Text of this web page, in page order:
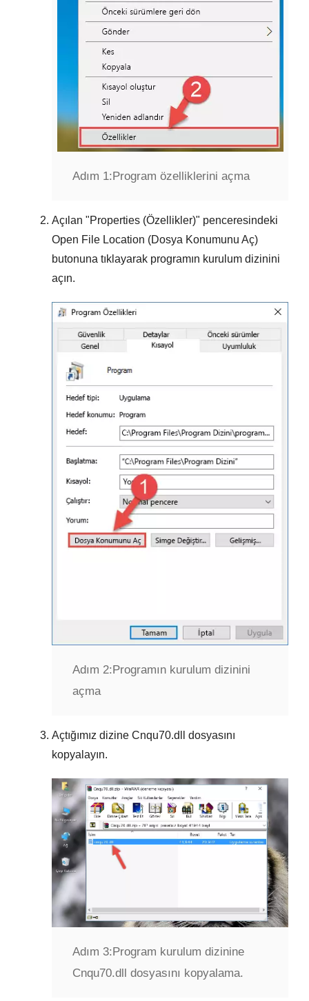
Adım 1:Program özelliklerini açma
Açılan "Properties (Özellikler)" penceresindeki
Open File Location (Dosya Konumunu Aç)
butonuna tıklayarak programın kurulum dizinini
açın.
Adım 2:Programın kurulum dizinini
açma
Açtığımız dizine Cnqu70.dll
dosyasını
kopyalayın.
Adım 3:Program kurulum dizinine
Cnqu70.dll dosyasını kopyalama.